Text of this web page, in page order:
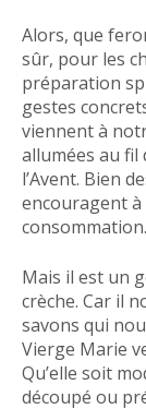
Alors, que
sûr, pour les
préparation
gestes
viennent à
allumées au fil
l’Avent. Bien
encouragent à
consommation.
Mais il est un
crèche. Car il
savons qui
Vierge Marie
Qu’elle soit
découpé ou